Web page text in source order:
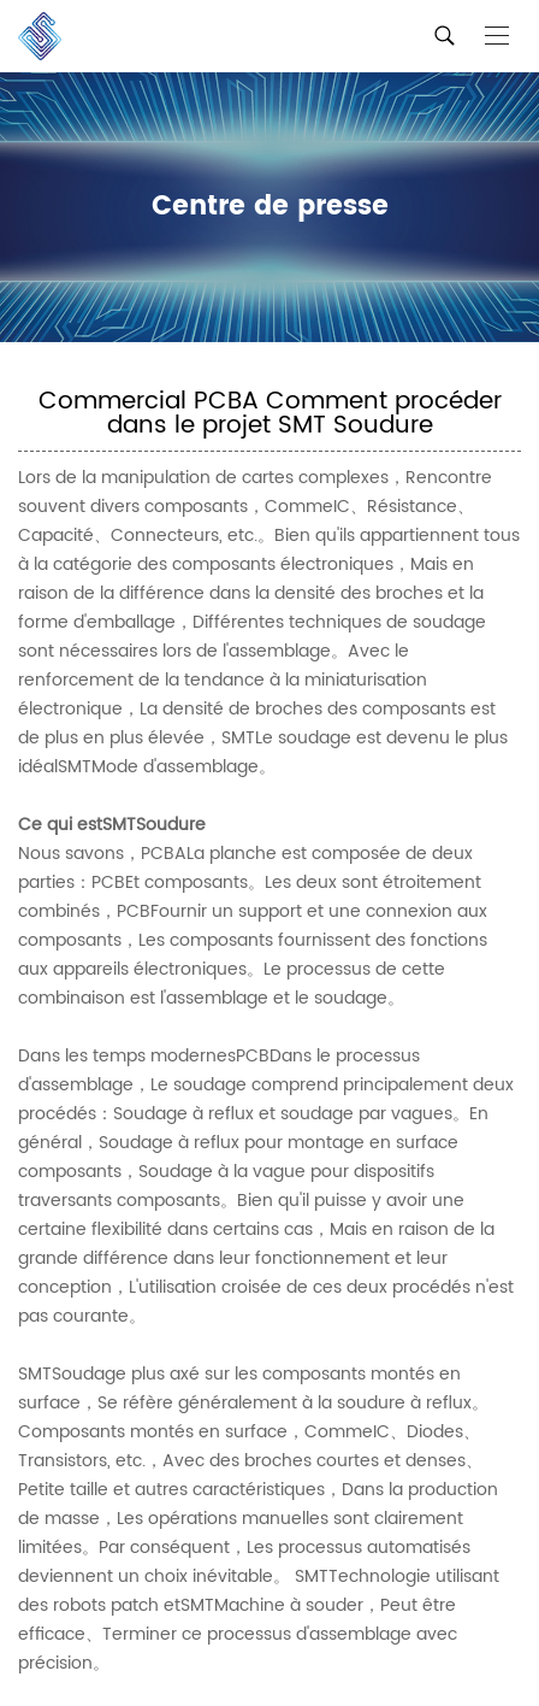
Centre de presse
Commercial PCBA Comment procéder
dans le projet SMT Soudure
Lors de la manipulation de cartes complexes，Rencontre
souvent divers composants，CommeIC、Résistance、
Capacité、Connecteurs, etc.。Bien qu'ils appartiennent tous
à la catégorie des composants électroniques，Mais en
raison de la différence dans la densité des broches et la
forme d'emballage，Différentes techniques de soudage
sont nécessaires lors de l'assemblage。Avec le
renforcement de la tendance à la miniaturisation
électronique，La densité de broches des composants est
de plus en plus élevée，SMTLe soudage est devenu le plus
idéalSMTMode d'assemblage。
Ce qui estSMTSoudure
Nous savons，PCBALa planche est composée de deux
parties：PCBEt composants。Les deux sont étroitement
combinés，PCBFournir un support et une connexion aux
composants，Les composants fournissent des fonctions
aux appareils électroniques。Le processus de cette
combinaison est l'assemblage et le soudage。
Dans les temps modernesPCBDans le processus
d'assemblage，Le soudage comprend principalement deux
procédés：Soudage à reflux et soudage par vagues。En
général，Soudage à reflux pour montage en surface
composants，Soudage à la vague pour dispositifs
traversants composants。Bien qu'il puisse y avoir une
certaine flexibilité dans certains cas，Mais en raison de la
grande différence dans leur fonctionnement et leur
conception，L'utilisation croisée de ces deux procédés n'est
pas courante。
SMTSoudage plus axé sur les composants montés en
surface，Se réfère généralement à la soudure à reflux。
Composants montés en surface，CommeIC、Diodes、
Transistors, etc.，Avec des broches courtes et denses、
Petite taille et autres caractéristiques，Dans la production
de masse，Les opérations manuelles sont clairement
limitées。Par conséquent，Les processus automatisés
deviennent un choix inévitable。 SMTTechnologie utilisant
des robots patch etSMTMachine à souder，Peut être
efficace、Terminer ce processus d'assemblage avec
précision。